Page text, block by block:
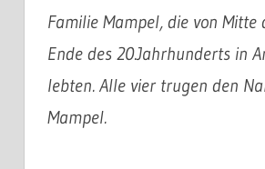
Familie Mampel, die von Mitte
Ende des 20.Jahrhunderts in
lebten. Alle vier trugen den
Mampel.